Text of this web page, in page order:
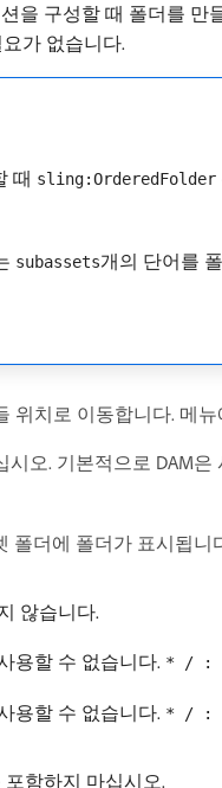
을 구성할 때 폴더를 만
가 없습니다.
때 sling:OrderedFolder
subassets개의 단어를
위치로 이동합니다. 메뉴
시오. 기본적으로 DAM
폴더에 폴더가 표시됩니
않습니다.
용할 수 없습니다. * / :
용할 수 없습니다. * / :
함하지 마십시오.